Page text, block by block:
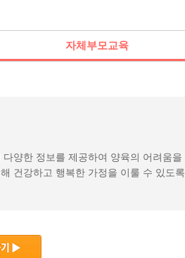
자체부모교육
양한 정보를 제공하여 양육의 어려움을
건강하고 행복한 가정을 이룰 수 있도록